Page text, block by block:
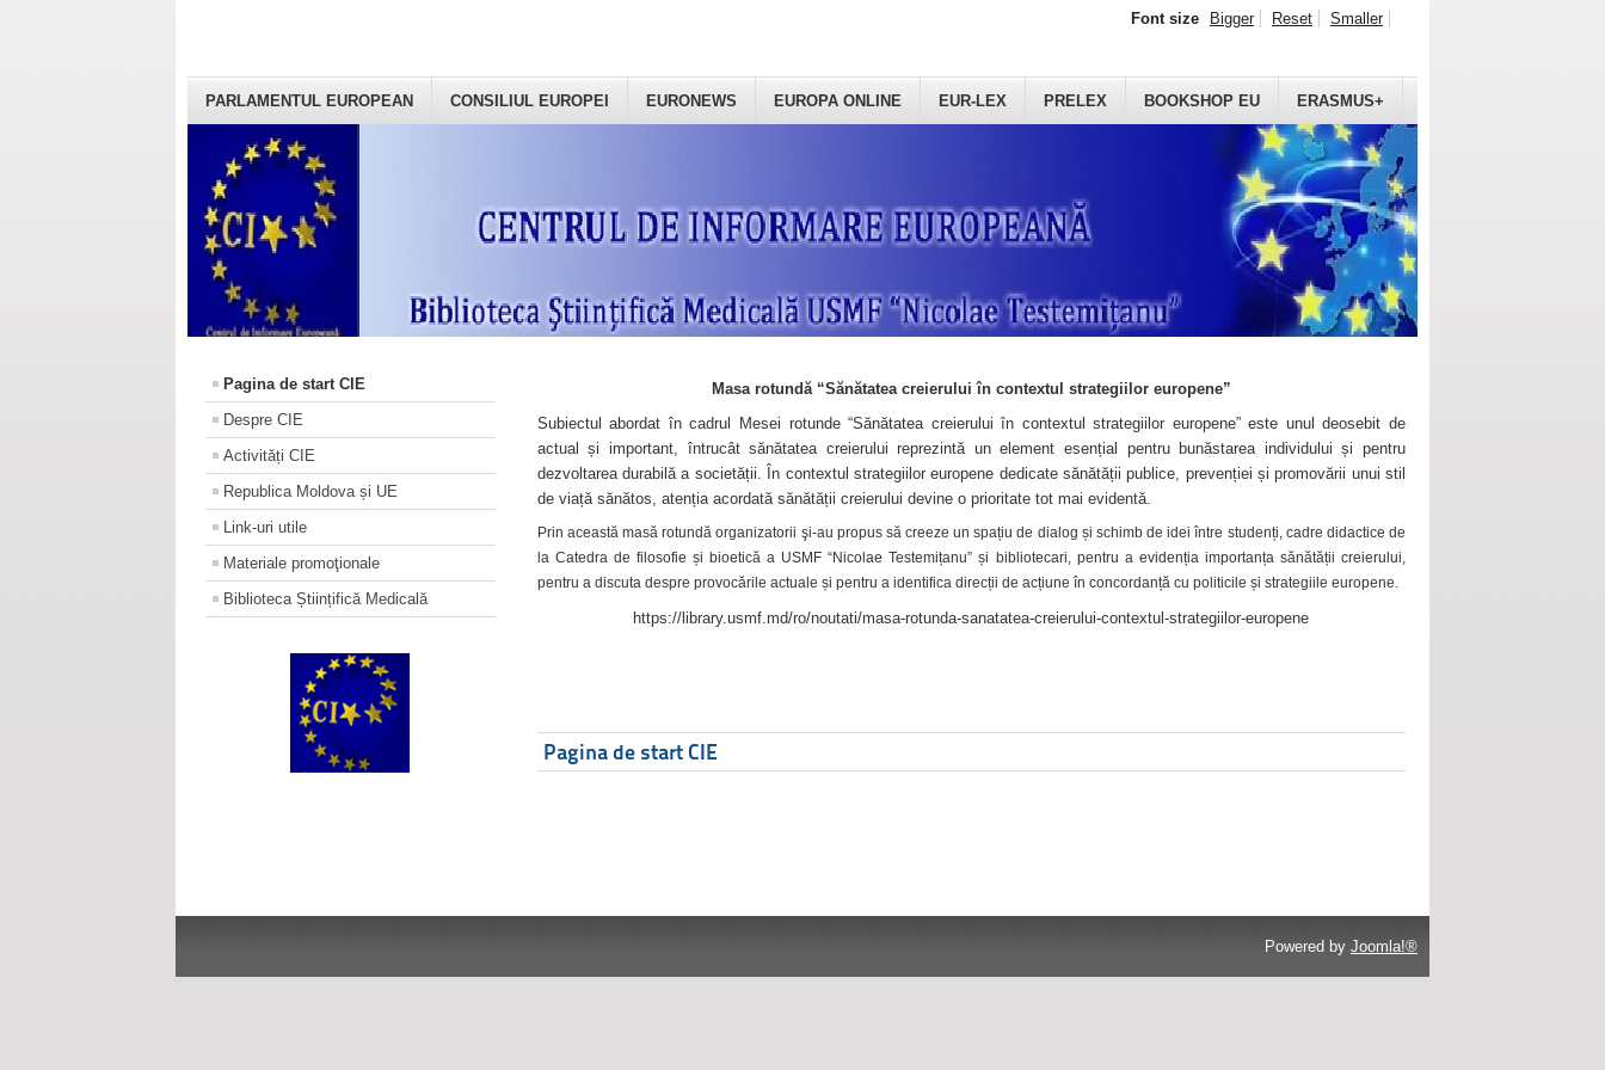
PARLAMENTUL EUROPEAN CONSILIUL EUROPEI EURONEWS EUROPA ONLINE EUR-LEX PRELEX BOOKSHOP EU ERASMUS+
Font size Bigger Reset Smaller
Pagina de start CIE
Despre CIE
Activități CIE
Republica Moldova și UE
Link-uri utile
Materiale promoţionale
Biblioteca Științifică Medicală
Masa rotundă “Sănătatea creierului în contextul strategiilor europene”
Subiectul abordat în cadrul Mesei rotunde “Sănătatea creierului în contextul strategiilor europene” este unul deosebit de
actual și important, întrucât sănătatea creierului reprezintă un element esențial pentru bunăstarea individului și pentru
dezvoltarea durabilă a societății. În contextul strategiilor europene dedicate sănătății publice, prevenției și promovării unui stil
de viață sănătos, atenția acordată sănătății creierului devine o prioritate tot mai evidentă.
Prin această masă rotundă organizatorii şi-au propus să creeze un spațiu de dialog și schimb de idei între studenți, cadre didactice de
la Catedra de filosofie și bioetică a USMF “Nicolae Testemițanu” și bibliotecari, pentru a evidenția importanța sănătății creierului,
pentru a discuta despre provocările actuale și pentru a identifica direcții de acțiune în concordanță cu politicile și strategiile europene.
https://library.usmf.md/ro/noutati/masa-rotunda-sanatatea-creierului-contextul-strategiilor-europene
Pagina de start CIE
Powered by Joomla!®